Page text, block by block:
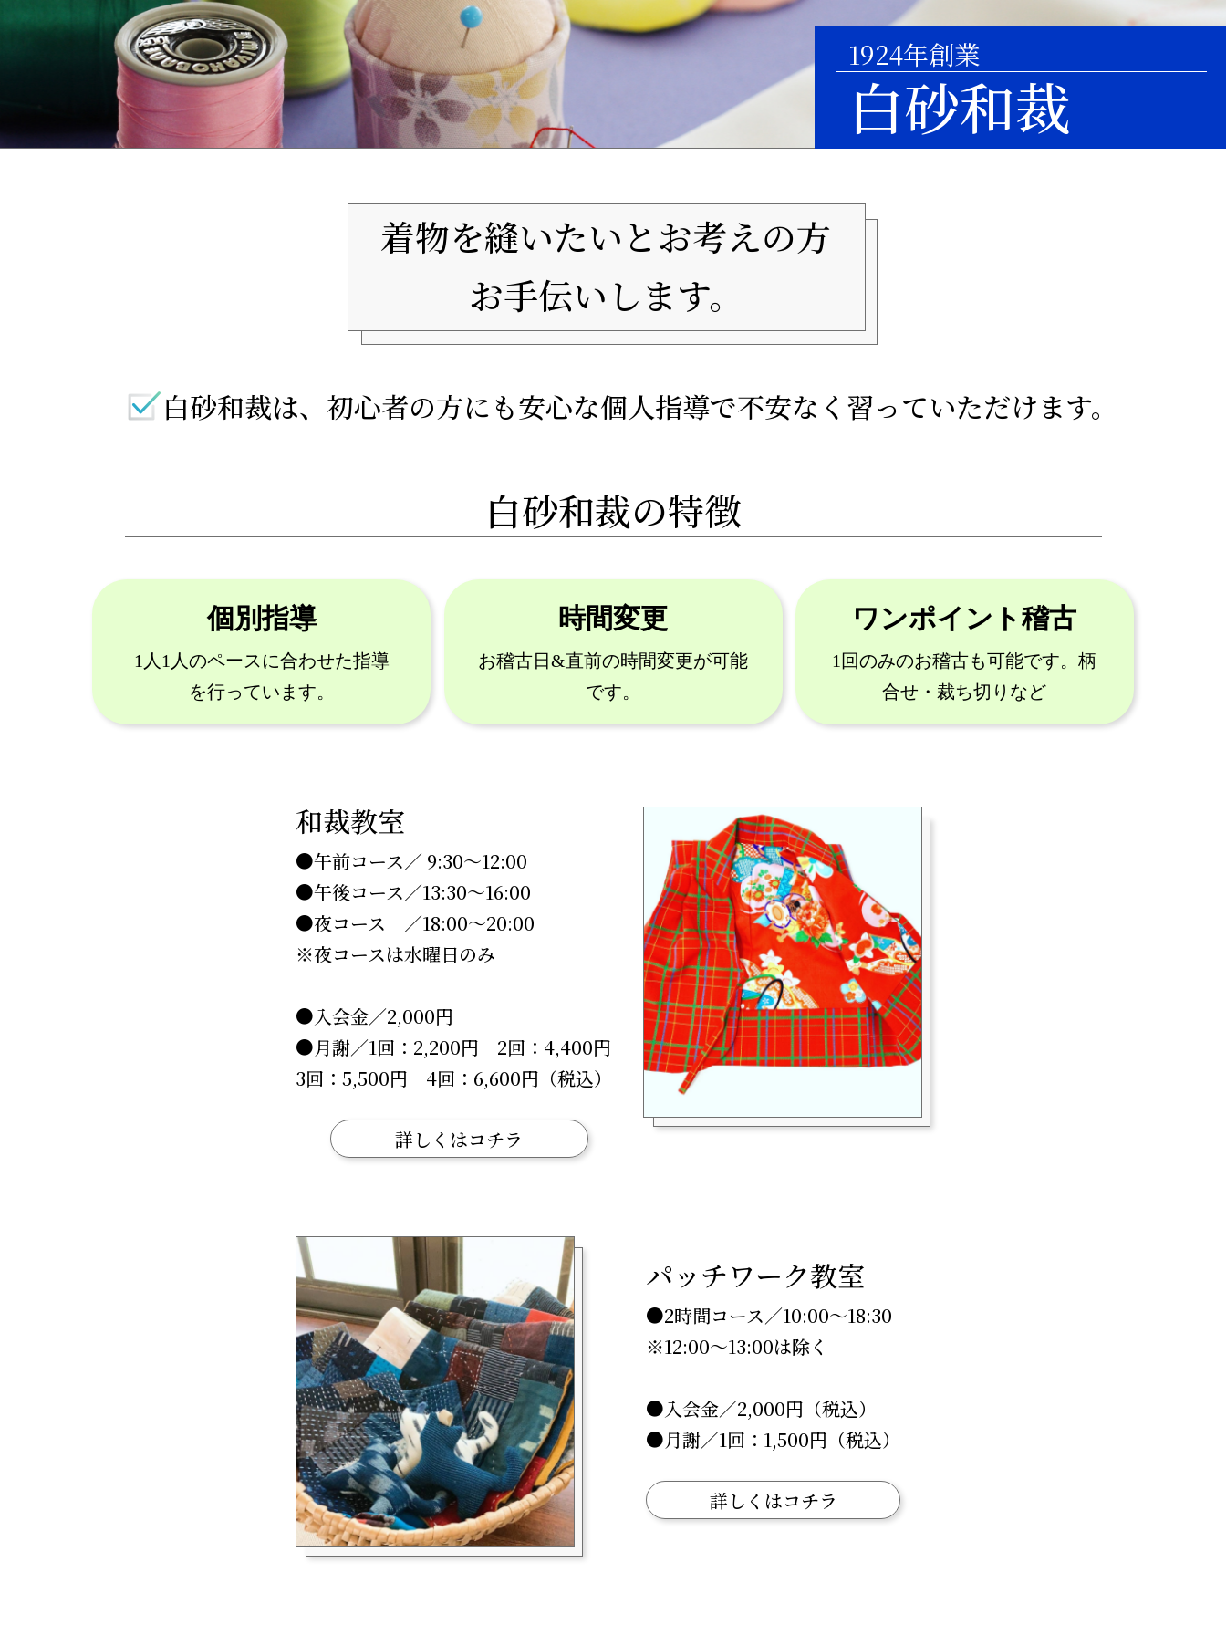
1924年創業
白砂和裁
着物を縫いたいとお考えの方
お手伝いします。
白砂和裁は、初心者の方にも安心な個人指導で不安なく習っていただけます。
白砂和裁の特徴
個別指導
1人1人のペースに合わせた指導
を行っています。
時間変更
お稽古日&直前の時間変更が可能
です。
ワンポイント稽古
1回のみのお稽古も可能です。柄
合せ・裁ち切りなど
和裁教室
●午前コース／ 9:30～12:00
●午後コース／13:30～16:00
●夜コース ／18:00～20:00
※夜コースは水曜日のみ
●入会金／2,000円
●月謝／1回：2,200円 2回：4,400円
3回：5,500円 4回：6,600円（税込）
詳しくはコチラ
パッチワーク教室
●2時間コース／10:00～18:30
※12:00〜13:00は除く
●入会金／2,000円（税込）
●月謝／1回：1,500円（税込）
詳しくはコチラ